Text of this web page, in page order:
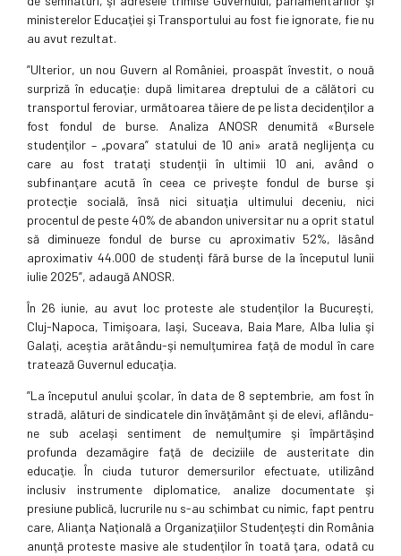
ministerelor Educaţiei şi Transportului au fost fie ignorate, fie nu
au avut rezultat.
”Ulterior, un nou Guvern al României, proaspăt învestit, o nouă
surpriză în educaţie: după limitarea dreptului de a călători cu
transportul feroviar, următoarea tăiere de pe lista decidenţilor a
fost fondul de burse. Analiza ANOSR denumită «Bursele
studenţilor – „povara” statului de 10 ani» arată neglijenţa cu
care au fost trataţi studenţii în ultimii 10 ani, având o
subfinanţare acută în ceea ce priveşte fondul de burse şi
protecţie socială, însă nici situaţia ultimului deceniu, nici
procentul de peste 40% de abandon universitar nu a oprit statul
să diminueze fondul de burse cu aproximativ 52%, lăsând
aproximativ 44.000 de studenţi fără burse de la începutul lunii
iulie 2025”, adaugă ANOSR.
În 26 iunie, au avut loc proteste ale studenţilor la Bucureşti,
Cluj-Napoca, Timişoara, Iaşi, Suceava, Baia Mare, Alba Iulia şi
Galaţi, aceştia arătându-şi nemulţumirea faţă de modul în care
tratează Guvernul educaţia.
”La începutul anului şcolar, în data de 8 septembrie, am fost în
stradă, alături de sindicatele din învăţământ şi de elevi, aflându-
ne sub acelaşi sentiment de nemulţumire şi împărtăşind
profunda dezamăgire faţă de deciziile de austeritate din
educaţie. În ciuda tuturor demersurilor efectuate, utilizând
inclusiv instrumente diplomatice, analize documentate şi
presiune publică, lucrurile nu s-au schimbat cu nimic, fapt pentru
care, Alianţa Naţională a Organizaţiilor Studenţeşti din România
anunţă proteste masive ale studenţilor în toată ţara, odată cu